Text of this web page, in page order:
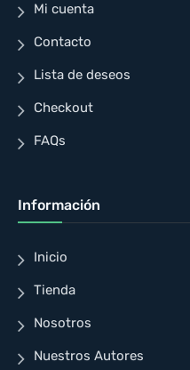
Mi cuenta
Contacto
Lista de deseos
Checkout
FAQs
Información
Inicio
Tienda
Nosotros
Nuestros Autores